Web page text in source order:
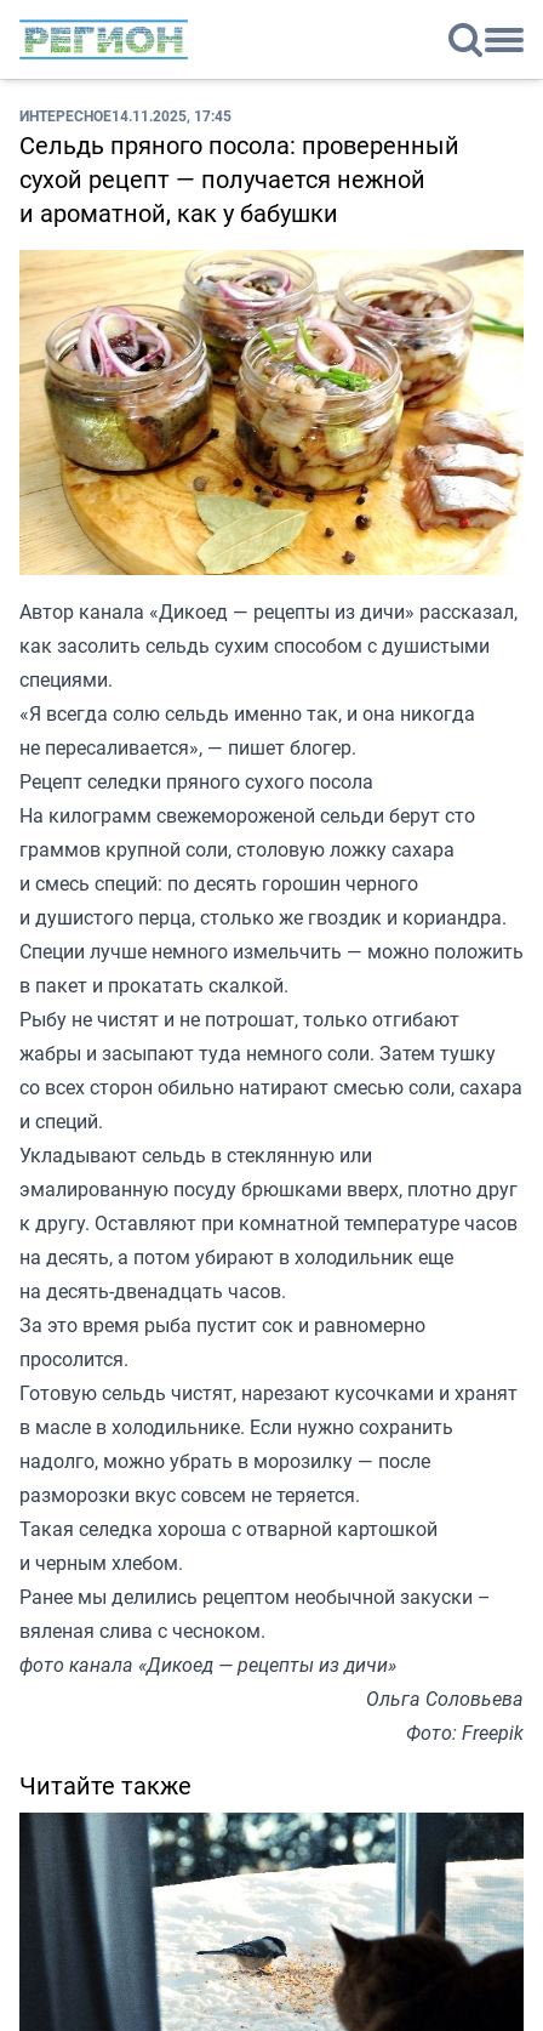
ИНТЕРЕСНОЕ14.11.2025, 17:45
Сельдь пряного посола: проверенный
сухой рецепт — получается нежной
и ароматной, как у бабушки
Автор канала «Дикоед — рецепты из дичи» рассказал,
как засолить сельдь сухим способом с душистыми
специями.
«Я всегда солю сельдь именно так, и она никогда
не пересаливается», — пишет блогер.
Рецепт селедки пряного сухого посола
На килограмм свежемороженой сельди берут сто
граммов крупной соли, столовую ложку сахара
и смесь специй: по десять горошин черного
и душистого перца, столько же гвоздик и кориандра.
Специи лучше немного измельчить — можно положить
в пакет и прокатать скалкой.
Рыбу не чистят и не потрошат, только отгибают
жабры и засыпают туда немного соли. Затем тушку
со всех сторон обильно натирают смесью соли, сахара
и специй.
Укладывают сельдь в стеклянную или
эмалированную посуду брюшками вверх, плотно друг
к другу. Оставляют при комнатной температуре часов
на десять, а потом убирают в холодильник еще
на десять-двенадцать часов.
За это время рыба пустит сок и равномерно
просолится.
Готовую сельдь чистят, нарезают кусочками и хранят
в масле в холодильнике. Если нужно сохранить
надолго, можно убрать в морозилку — после
разморозки вкус совсем не теряется.
Такая селедка хороша с отварной картошкой
и черным хлебом.
Ранее мы делились рецептом необычной закуски –
вяленая слива с чесноком.
фото канала «Дикоед — рецепты из дичи»
Ольга Соловьева
Фото: Freepik
Читайте также